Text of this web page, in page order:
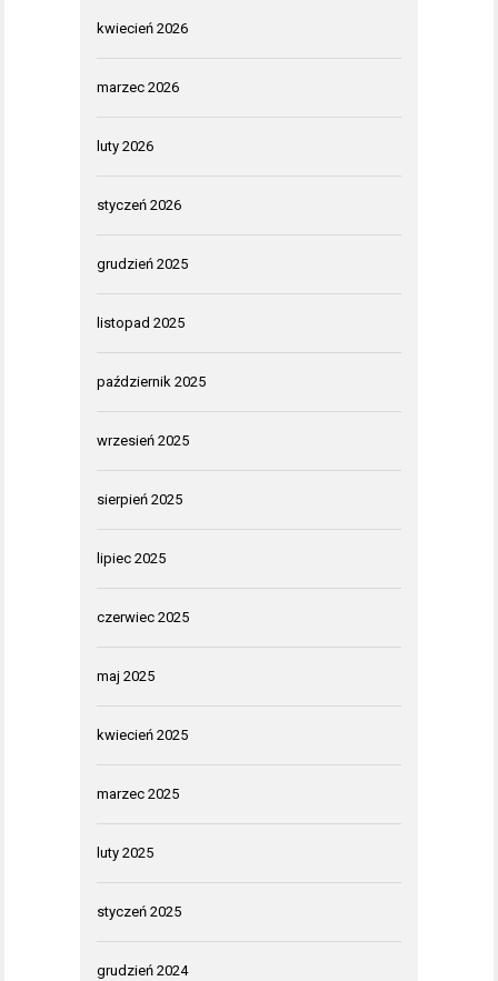
kwiecień 2026
marzec 2026
luty 2026
styczeń 2026
grudzień 2025
listopad 2025
październik 2025
wrzesień 2025
sierpień 2025
lipiec 2025
czerwiec 2025
maj 2025
kwiecień 2025
marzec 2025
luty 2025
styczeń 2025
grudzień 2024